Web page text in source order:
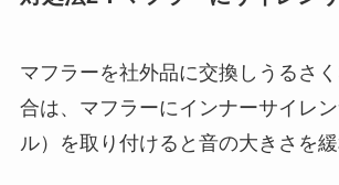
マフラーを社外品に交換しうるさ
合は、マフラーにインナーサイレ
ル）を取り付けると音の大きさを緩